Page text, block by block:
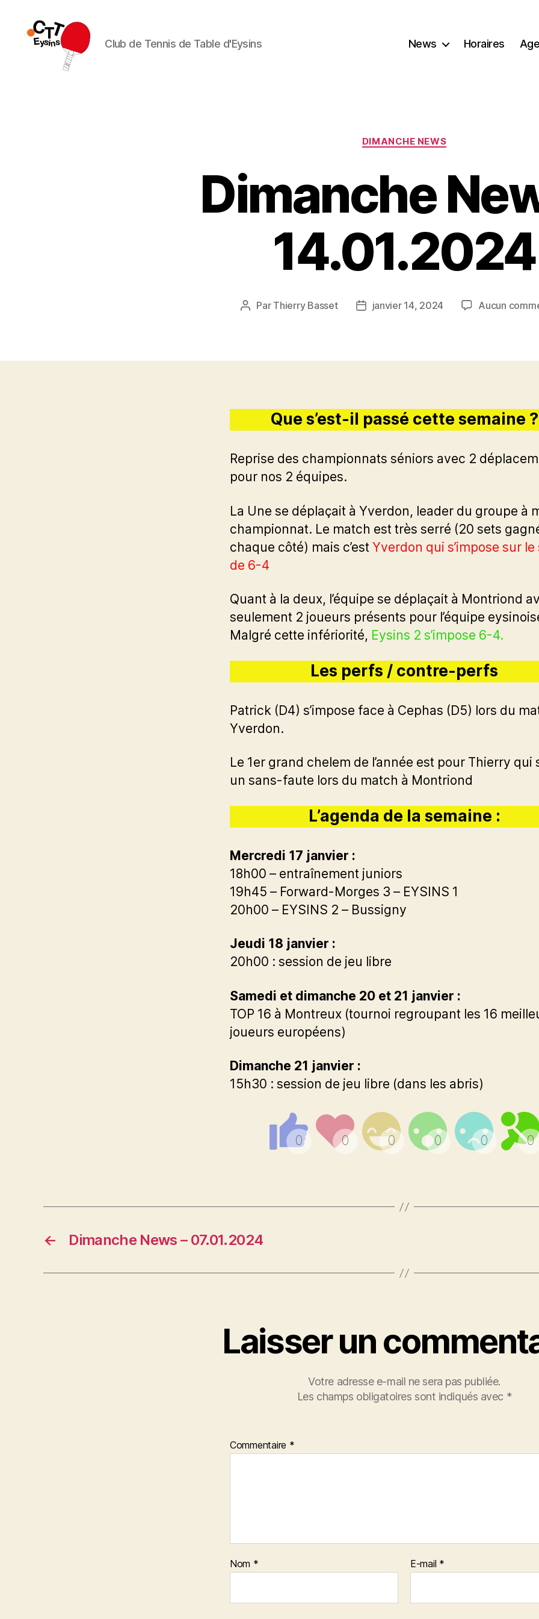
Club de Tennis de Table d'Eysins News Horaires
Catégories
DIMANCHE NEWS
Dimanche
14.01.2024
Auteur
Par Thierry Basset
Datejanvier 14, 2024 Aucun
Que s’est-il passé cette semaine ?
Reprise des championnats séniors avec 2
pour nos 2 équipes.
La Une se déplaçait à Yverdon, leader du groupe à
championnat. Le match est très serré (20 sets
chaque côté) mais c’estYverdon qui s’impose sur
de 6-4
Quant à la deux, l’équipe se déplaçait à Montriond
seulement 2 joueurs présents pour l’équipe
Malgré cette infériorité, Eysins 2 s’impose 6-4.
Les perfs / contre-perfs
Patrick (D4) s’impose face à Cephas (D5) lors du
Yverdon.
Le 1er grand chelem de l’année est pour Thierry qui
un sans-faute lors du match à Montriond
L’agenda de la semaine :
Mercredi 17 janvier :
18h00 – entraînement juniors
19h45 – Forward-Morges 3 – EYSINS 1
20h00 – EYSINS 2 – Bussigny
Jeudi 18 janvier :
20h00 : session de jeu libre
Samedi et dimanche 20 et 21 janvier :
TOP 16 à Montreux (tournoi regroupant les 16
joueurs européens)
Dimanche 21 janvier :
15h30 : session de jeu libre (dans les abris)
← Dimanche News – 07.01.2024
Laisser un
Votre adresse e-mail ne sera pas publiée.
Les champs obligatoires sont indiqués avec *
Commentaire *
Nom * E-mail *